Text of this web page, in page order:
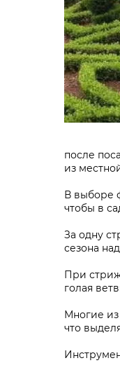
после
из
В выборе
чтобы в
За одну
сезона
При
голая
Многие
что